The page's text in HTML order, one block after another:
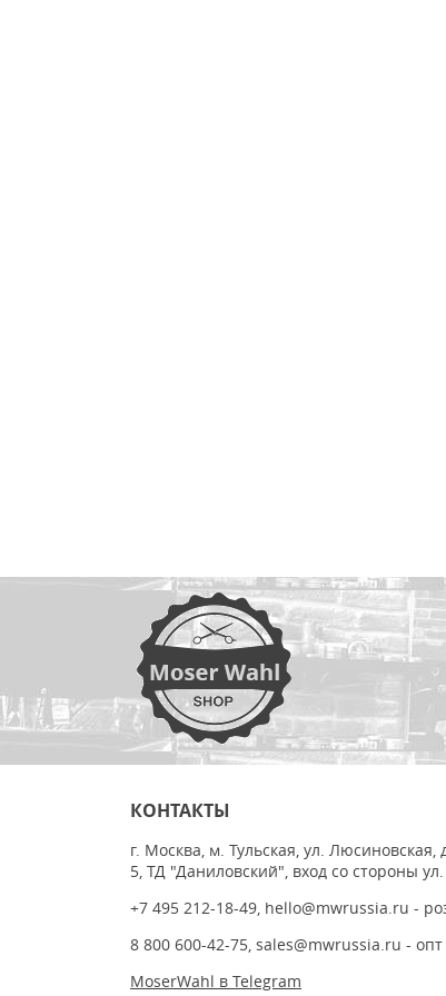
КОНТАКТЫ
г. Москва, м. Тульская, ул. Люсиновская,
5, ТД "Даниловский", вход со стороны
+7 495 212-18-49, hello@mwrussia.ru -
8 800 600-42-75, sales@mwrussia.ru - опт
MoserWahl в Telegram